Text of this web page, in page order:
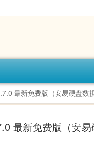
最新免费版（安易硬盘数
最新免费版（安